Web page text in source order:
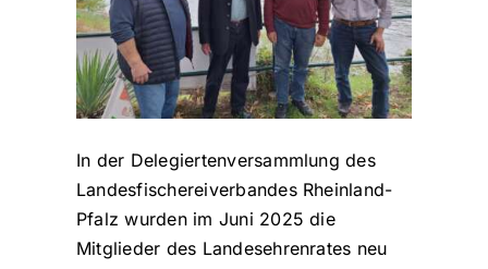
In der Delegiertenversammlung des
Landesfischereiverbandes Rheinland-
Pfalz wurden im Juni 2025 die
Mitglieder des Landesehrenrates neu